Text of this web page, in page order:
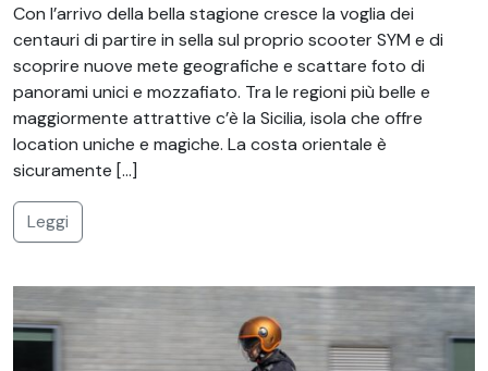
Con l’arrivo della bella stagione cresce la voglia dei
centauri di partire in sella sul proprio scooter SYM e di
scoprire nuove mete geografiche e scattare foto di
panorami unici e mozzafiato. Tra le regioni più belle e
maggiormente attrattive c’è la Sicilia, isola che offre
location uniche e magiche. La costa orientale è
sicuramente […]
Leggi